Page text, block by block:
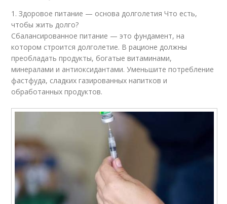
1. Здоровое питание — основа долголетия Что есть,
чтобы жить долго?
Сбалансированное питание — это фундамент, на
котором строится долголетие. В рационе должны
преобладать продукты, богатые витаминами,
минералами и антиоксидантами. Уменьшите потребление
фастфуда, сладких газированных напитков и
обработанных продуктов.